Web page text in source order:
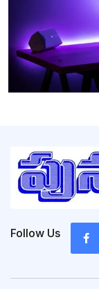
Follow Us